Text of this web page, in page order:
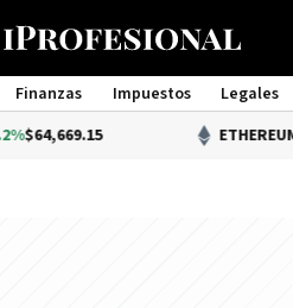
Finanzas Impuestos Legales
Management
ETHEREUM0.82%